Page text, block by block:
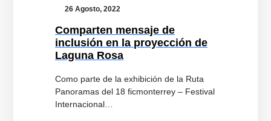
26 Agosto, 2022
Comparten mensaje de
inclusión en la proyección de
Laguna Rosa
Como parte de la exhibición de la Ruta
Panoramas del 18 ficmonterrey – Festival
Internacional…